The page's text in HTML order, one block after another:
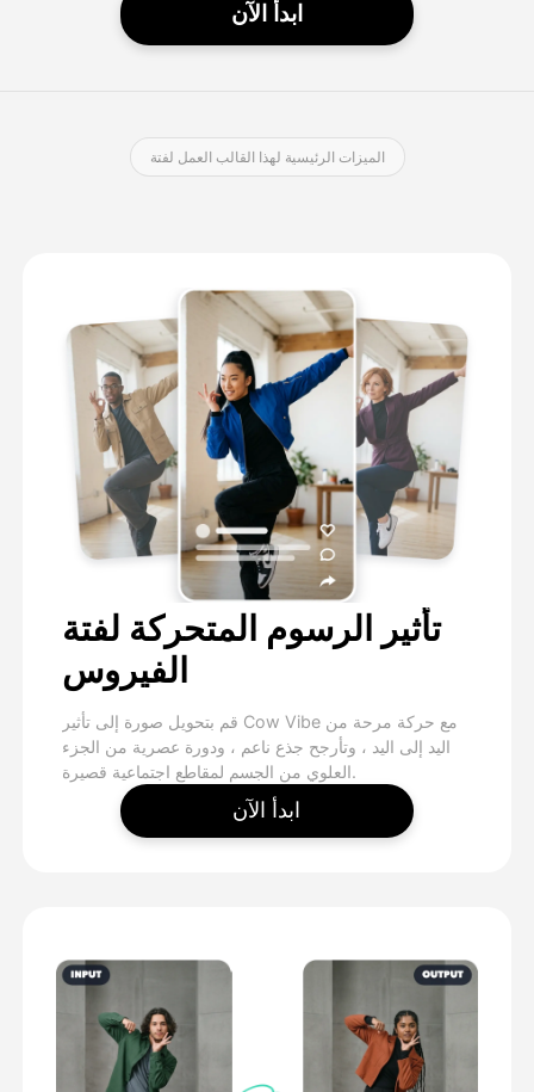
ابدأ الآن
الميزات الرئيسية لهذا القالب العمل لفتة
تأثير الرسوم المتحركة لفتة
الفيروس
قم بتحويل صورة إلى تأثير Cow Vibe مع حركة مرحة من
اليد إلى اليد ، وتأرجح جذع ناعم ، ودورة عصرية من الجزء
العلوي من الجسم لمقاطع اجتماعية قصيرة.
ابدأ الآن